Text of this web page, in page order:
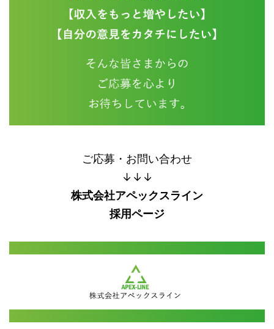
ご応募・お問い合わせ
↓↓↓
株式会社アペックスライン
採用ページ